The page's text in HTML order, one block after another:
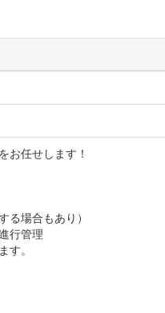
お任せします！
る場合もあり）
行管理
す。